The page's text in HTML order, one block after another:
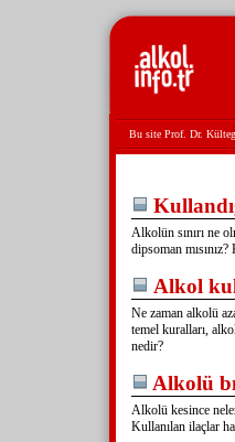
Bu site Prof. Dr.
Alkolün sınırı ne
dipsoman mısınız?
Alkol
Ne zaman alkolü
temel kuralları,
nedir?
Alkolü
Alkolü kesince
Kullanılan ilaçlar